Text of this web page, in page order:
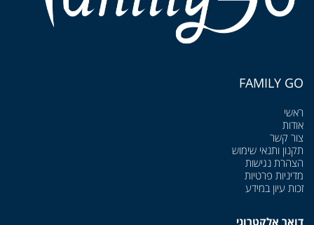
FAMILY GO
ראשי
אודות
צור קשר
תקנון ותנאי שימוש
הצהרת נגישות
מדיניות פרטיות
זכות עיון במידע
דואר אלקטרוני